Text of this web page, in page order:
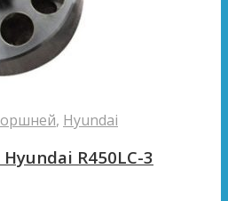
, Hyundai
R450LC-3